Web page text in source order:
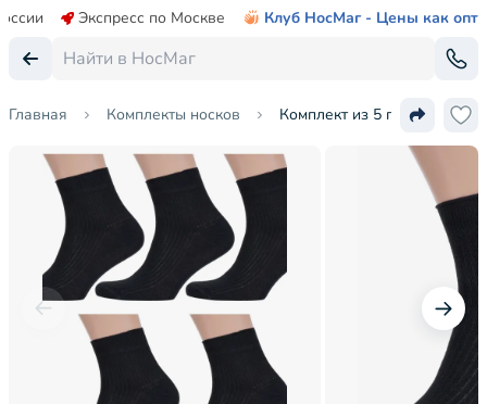
Экспресс по Москве Клуб НосМаг - Цены как опт
Главная Комплекты носков Комплект из 5 пар мужских